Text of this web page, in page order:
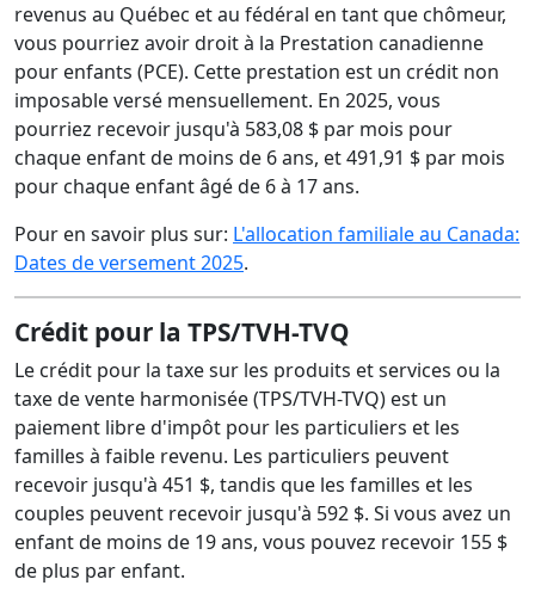
revenus au Québec et au fédéral en tant que chômeur,
vous pourriez avoir droit à la Prestation canadienne
pour enfants (PCE). Cette prestation est un crédit non
imposable versé mensuellement. En 2025, vous
pourriez recevoir jusqu'à 583,08 $ par mois pour
chaque enfant de moins de 6 ans, et 491,91 $ par mois
pour chaque enfant âgé de 6 à 17 ans.
Pour en savoir plus sur: L'allocation familiale au Canada:
Dates de versement 2025.
Crédit pour la TPS/TVH-TVQ
Le crédit pour la taxe sur les produits et services ou la
taxe de vente harmonisée (TPS/TVH-TVQ) est un
paiement libre d'impôt pour les particuliers et les
familles à faible revenu. Les particuliers peuvent
recevoir jusqu'à 451 $, tandis que les familles et les
couples peuvent recevoir jusqu'à 592 $. Si vous avez un
enfant de moins de 19 ans, vous pouvez recevoir 155 $
de plus par enfant.